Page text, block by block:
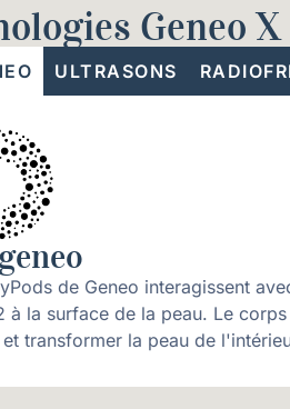
Geneo X
ULTRASONS
de Geneo interagissent
à la surface de la peau. Le
transformer la peau de